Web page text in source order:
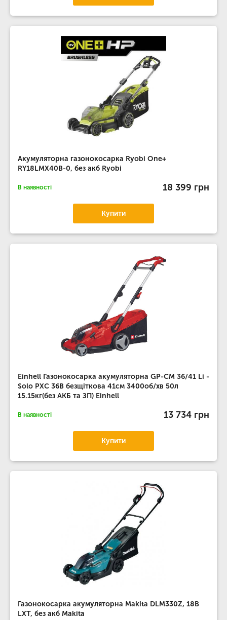
Акумуляторна газонокосарка Ryobi One+
RY18LMX40B-0, без акб Ryobi
В наявності 18 399 грн
Купити
Einhell Газонокосарка акумуляторна GP-CM 36/41 Li -
Solo PXC 36В безщіткова 41см 3400об/хв 50л
15.15кг(без АКБ та ЗП) Einhell
В наявності 13 734 грн
Купити
Газонокосарка акумуляторна Makita DLM330Z, 18В
LXT, без акб Makita